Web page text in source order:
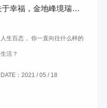
骄阳房地产宣传片丨关于幸福，金地峰境瑞府给出了答案
人生百态， 你一直向往什么样的
生活？
DATE：2021 / 05 / 18